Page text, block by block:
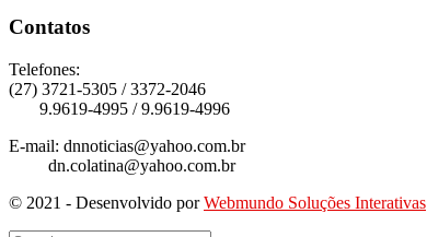
Contatos
Telefones:
(27) 3721-5305 / 3372-2046
9.9619-4995 / 9.9619-4996
E-mail: dnnoticias@yahoo.com.br
dn.colatina@yahoo.com.br
© 2021 - Desenvolvido porWebmundo Soluções Interativas